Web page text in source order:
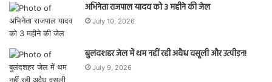
अभिनेता राजपाल यादव को 3 महीने की जेल
July 10, 2026
बुलंदशहर जेल में थम नहीं रही अवैध वसूली और उत्पीड़न!
July 9, 2026